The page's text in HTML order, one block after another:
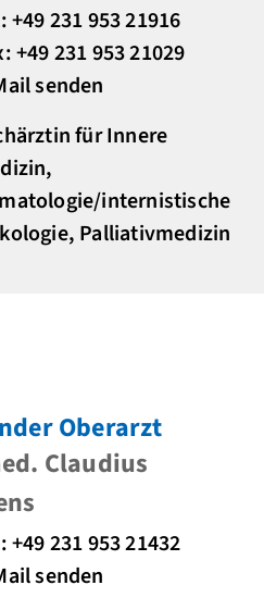
+49 231 953 21916
+49 231 953 21029
senden
für Innere
internistische
Palliativmedizin
Oberarzt
Claudius
+49 231 953 21432
senden